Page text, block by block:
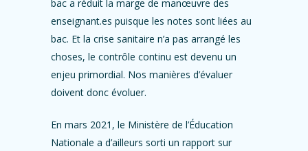
bac a réduit la marge de manœuvre des
enseignant.es puisque les notes sont liées au
bac. Et la crise sanitaire n’a pas arrangé les
choses, le contrôle continu est devenu un
enjeu primordial. Nos manières d’évaluer
doivent donc évoluer.
En mars 2021, le Ministère de l’Éducation
Nationale a d’ailleurs sorti un rapport sur